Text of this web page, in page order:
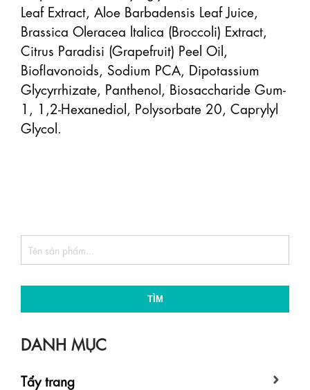
Leaf Extract, Aloe Barbadensis Leaf Juice,
Brassica Oleracea ltalica (Broccoli) Extract,
Citrus Paradisi (Grapefruit) Peel Oil,
Bioflavonoids, Sodium PCA, Dipotassium
Glycyrrhizate, Panthenol, Biosaccharide Gum-
1, 1,2-Hexanediol, Polysorbate 20, Caprylyl
Glycol.
TÌM
DANH MỤC
Tẩy trang